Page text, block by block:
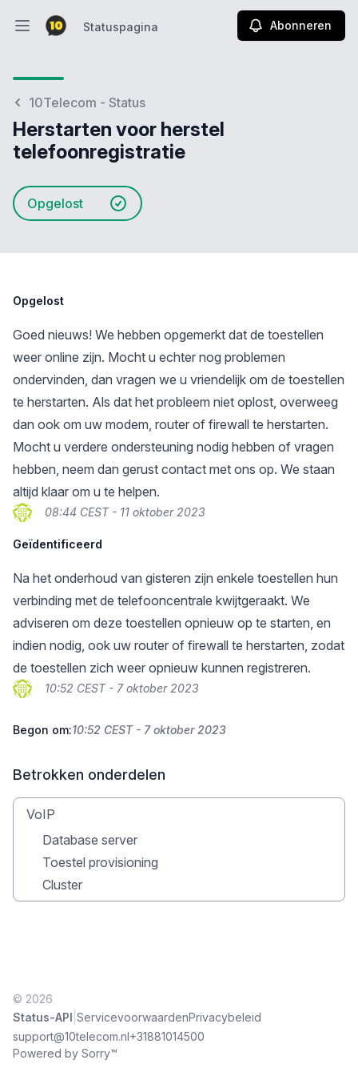
Hoofdmenu openen
Statuspagina Abonneren
10Telecom - Status
Herstarten voor herstel
telefoonregistratie
Opgelost
Opgelost
Goed nieuws! We hebben opgemerkt dat de toestellen
weer online zijn. Mocht u echter nog problemen
ondervinden, dan vragen we u vriendelijk om de toestellen
te herstarten. Als dat het probleem niet oplost, overweeg
dan ook om uw modem, router of firewall te herstarten.
Mocht u verdere ondersteuning nodig hebben of vragen
hebben, neem dan gerust contact met ons op. We staan
altijd klaar om u te helpen.
08:44 CEST - 11 oktober 2023
Geïdentificeerd
Na het onderhoud van gisteren zijn enkele toestellen hun
verbinding met de telefooncentrale kwijtgeraakt. We
adviseren om deze toestellen opnieuw op te starten, en
indien nodig, ook uw router of firewall te herstarten, zodat
de toestellen zich weer opnieuw kunnen registreren.
10:52 CEST - 7 oktober 2023
Begon om:10:52 CEST - 7 oktober 2023
Betrokken onderdelen
VoIP
Database server
Toestel provisioning
Cluster
© 2026
Status-API ServicevoorwaardenPrivacybeleid
support@10telecom.nl+31881014500
Powered by Sorry™